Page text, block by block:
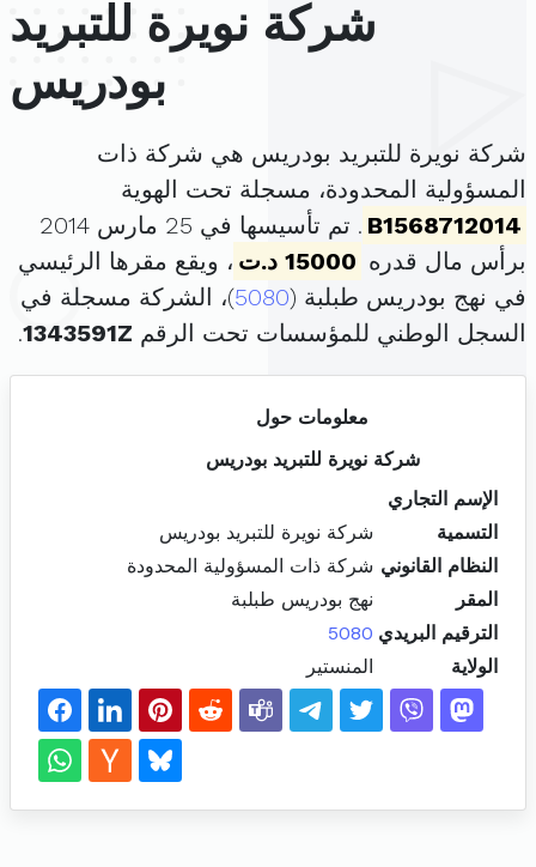
شركة نويرة للتبريد
بودريس
شركة نويرة للتبريد بودريس هي شركة ذات
المسؤولية المحدودة، مسجلة تحت الهوية
B1568712014
. تم تأسيسها في 25 مارس 2014
برأس مال قدره 15000 د.ت
، ويقع مقرها الرئيسي
في نهج بودريس طبلبة (5080)، الشركة مسجلة في
السجل الوطني للمؤسسات تحت الرقم 1343591Z
.
معلومات حول
شركة نويرة للتبريد بودريس
الإسم التجاري
التسمية
شركة نويرة للتبريد بودريس
النظام القانوني شركة ذات المسؤولية المحدودة
المقر
نهج بودريس طبلبة
الترقيم البريدي 5080
الولاية
المنستير